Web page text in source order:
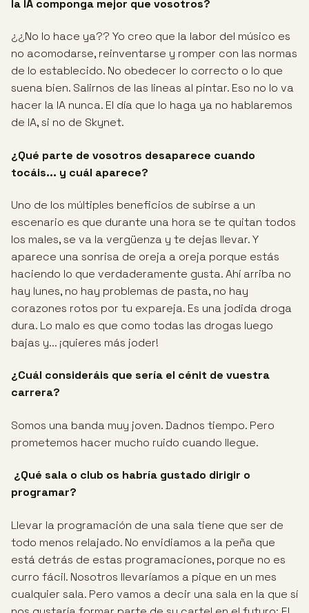
la IA componga mejor que vosotros?
¿¿No lo hace ya?? Yo creo que la labor del músico es
no acomodarse, reinventarse y romper con las normas
de lo establecido. No obedecer lo correcto o lo que
suena bien. Salirnos de las lineas al pintar. Eso no lo va
hacer la IA nunca. El día que lo haga ya no hablaremos
de IA, si no de Skynet.
¿Qué parte de vosotros desaparece cuando
tocáis... y cuál aparece?
Uno de los múltiples beneficios de subirse a un
escenario es que durante una hora se te quitan todos
los males, se va la vergüenza y te dejas llevar. Y
aparece una sonrisa de oreja a oreja porque estás
haciendo lo que verdaderamente gusta. Ahí arriba no
hay lunes, no hay problemas de pasta, no hay
corazones rotos por tu expareja. Es una jodida droga
dura. Lo malo es que como todas las drogas luego
bajas y... ¡quieres más joder!
¿Cuál consideráis que sería el cénit de vuestra
carrera?
Somos una banda muy joven. Dadnos tiempo. Pero
prometemos hacer mucho ruido cuando llegue.
¿Qué sala o club os habría gustado dirigir o
programar?
Llevar la programación de una sala tiene que ser de
todo menos relajado. No envidiamos a la peña que
está detrás de estas programaciones, porque no es
curro fácil. Nosotros llevaríamos a pique en un mes
cualquier sala. Pero vamos a decir una sala en la que sí